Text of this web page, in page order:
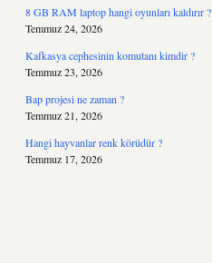
8 GB RAM laptop hangi oyunları kaldırır ?
Temmuz 24, 2026
Kafkasya cephesinin komutanı kimdir ?
Temmuz 23, 2026
Bap projesi ne zaman ?
Temmuz 21, 2026
Hangi hayvanlar renk körüdür ?
Temmuz 17, 2026